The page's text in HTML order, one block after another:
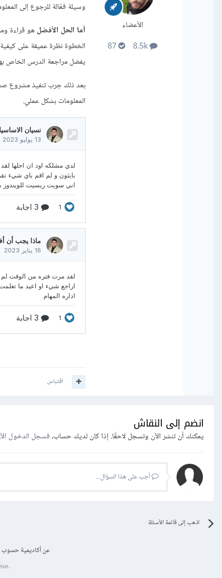
الأعضاء
وسيلة فعّالة للرجوع إلى
أما الحل الأفضلهو قراءة
الخطوة نظرة عميقة على كيفية
يفضل مراجعة الدرس الخاص
بعد ذلك جرب تنفيذ مشروع
المعلومات بشكل عملي.
اقتباس
انضم إلى النقاش
يمكنك أن تنشر الآن وتسجل لاحقًا. إذا كان لديك حساب،فسجل الدخول
أجب على هذا السؤال...
اذهب إلى قائمة الأسئلة
عن أكاديمية حسوب